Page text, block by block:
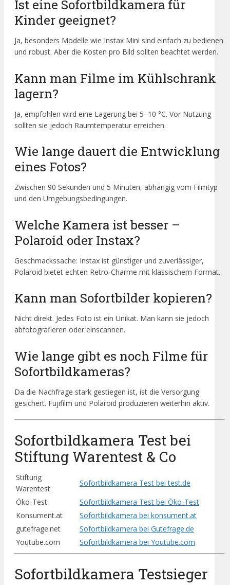
Ist eine Sofortbildkamera für
Kinder geeignet?
Ja, besonders Modelle wie Instax Mini sind einfach zu bedienen
und robust. Aber die Kosten pro Bild sollten beachtet werden.
Kann man Filme im Kühlschrank
lagern?
Ja, empfohlen wird eine Lagerung bei 5–10 °C. Vor Nutzung
sollten sie jedoch Raumtemperatur erreichen.
Wie lange dauert die Entwicklung
eines Fotos?
Zwischen 90 Sekunden und 5 Minuten, abhängig vom Filmtyp
und den Umgebungsbedingungen.
Welche Kamera ist besser –
Polaroid oder Instax?
Geschmackssache: Instax ist günstiger und zuverlässiger,
Polaroid bietet echten Retro-Charme mit klassischem Format.
Kann man Sofortbilder kopieren?
Nicht direkt. Jedes Foto ist ein Unikat. Man kann sie jedoch
abfotografieren oder einscannen.
Wie lange gibt es noch Filme für
Sofortbildkameras?
Da die Nachfrage stark gestiegen ist, ist die Versorgung
gesichert. Fujifilm und Polaroid produzieren weiterhin aktiv.
Sofortbildkamera Test bei
Stiftung Warentest & Co
Stiftung
Warentest
Sofortbildkamera Test bei test.de
Öko-Test
Sofortbildkamera Test bei Öko-Test
Konsument.at
Sofortbildkamera bei konsument.at
gutefrage.net
Sofortbildkamera bei Gutefrage.de
Youtube.com
Sofortbildkamera bei Youtube.com
Sofortbildkamera Testsieger